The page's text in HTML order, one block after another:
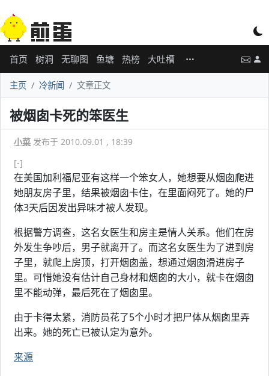
首页 树洞 无聊图 鱼塘 热榜 大吐槽
主页 冷新闻 文章正文
被烟囱卡死的笨医生
小菜 发布于 2010.09.01 , 18:39
[-]
在美国加利福尼亚有这样一个笨女人，她想要从烟囱爬进
她朋友房子里，结果被烟囱卡住，在里面闷死了。她的尸
体3天后因发出异味才被人发现。
根据警方调查，这名女医生和房主是情人关系。他们在房
外发生争吵后，男子就离开了。而这名女医生为了进到房
子里，就爬上房顶，打开烟囱盖，想通过烟囱滑进房子
里。可惜她没有估计自己身材和烟囱的大小，就卡在烟囱
里不能动弹，最后死在了烟囱里。
由于卡得太紧，消防员花了5个小时才把尸体从烟囱里弄
出来。她的死亡已被认定为意外。
来源